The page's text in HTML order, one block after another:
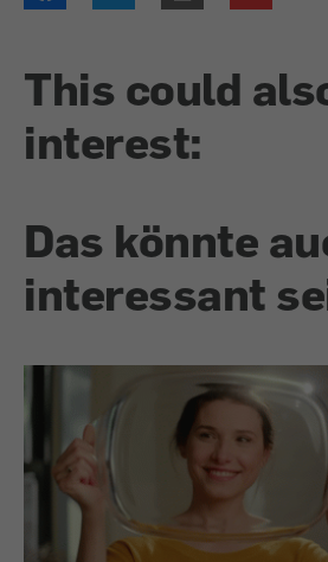
This could
interest:
Das könnte
interessant